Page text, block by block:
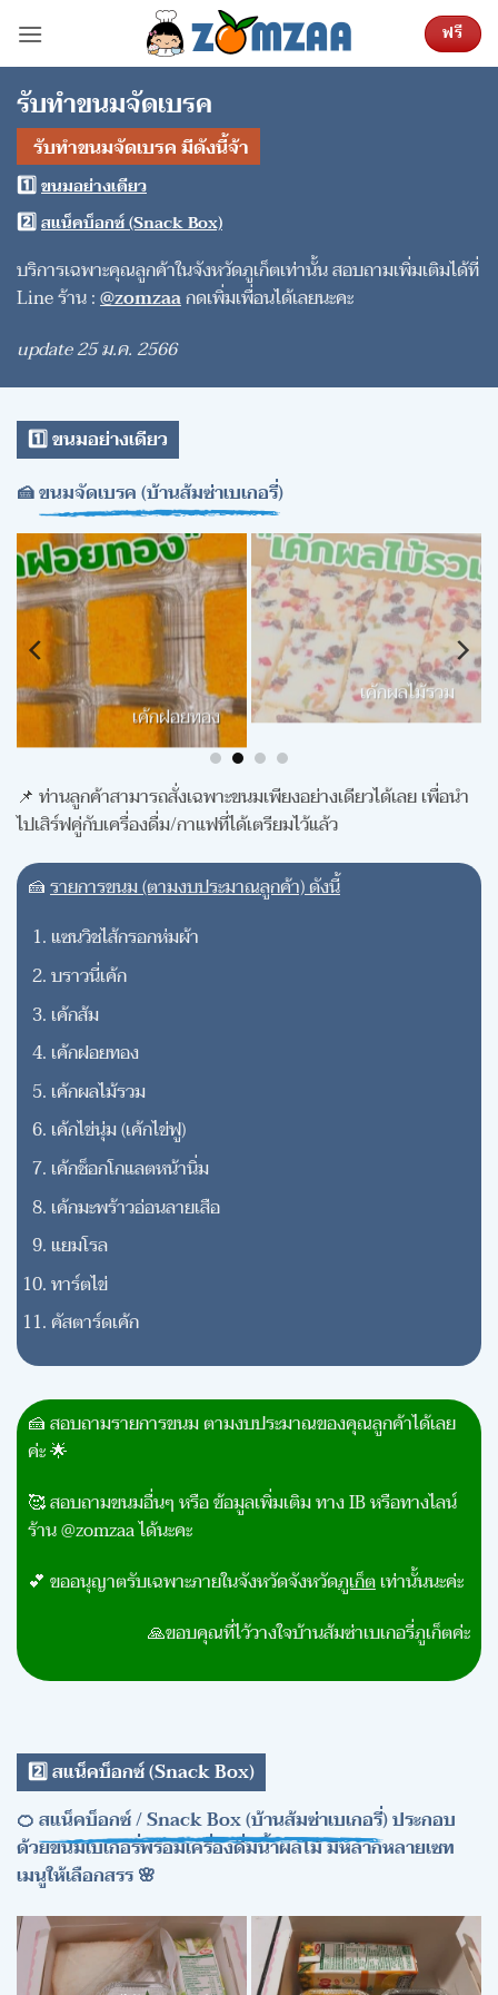
ยัง
เนื้อหา
ฟรี
รับทำขนมจัดเบรค
รับทำขนมจัดเบรค มีดังนี้จ้า
1️⃣ขนมอย่างเดียว
2️⃣สแน็คบ็อกซ์ (Snack Box)
บริการเฉพาะคุณลูกค้าในจังหวัดภูเก็ตเท่านั้นสอบถามเพิ่มเติมได้ที่
Line ร้าน :@zomzaaกดเพิ่มเพื่อนได้เลยนะคะ
update 25 ม.ค. 2566
1️⃣ ขนมอย่างเดียว
🍰ขนมจัดเบรค (บ้านส้มซ่าเบเกอรี่)
เค้กฝอยทอง เค้กผลไม้รวม
📌 ท่านลูกค้าสามารถสั่งเฉพาะขนมเพียงอย่างเดียวได้เลย เพื่อนำ
ไปเสิร์ฟคู่กับเครื่องดื่ม/กาแฟที่ได้เตรียมไว้แล้ว
🍰รายการขนม (ตามงบประมาณลูกค้า) ดังนี้
แซนวิชไส้กรอกห่มผ้า
บราวนี่เค้ก
เค้กส้ม
เค้กฝอยทอง
เค้กผลไม้รวม
เค้กไข่นุ่ม (เค้กไข่ฟู)
เค้กช็อกโกแลตหน้านิ่ม
เค้กมะพร้าวอ่อนลายเสือ
แยมโรล
ทาร์ตไข่
คัสตาร์ดเค้ก
🍰 สอบถามรายการขนม ตามงบประมาณของคุณลูกค้าได้เลย
ค่ะ 🌟
🥰 สอบถามขนมอื่นๆ หรือ ข้อมูลเพิ่มเติม ทาง IB หรือทางไลน์
ร้าน @zomzaa ได้นะคะ
💕 ขออนุญาตรับเฉพาะภายในจังหวัดจังหวัดภูเก็ตเท่านั้นนะค่ะ
🙏ขอบคุณที่ไว้วางใจบ้านส้มซ่าเบเกอรี่ภูเก็ตค่ะ
2️⃣ สแน็คบ็อกซ์ (Snack Box)
🍊สแน็คบ็อกซ์ / Snack Box (บ้านส้มซ่าเบเกอรี่)ประกอบ
ด้วยขนมเบเกอรี่พร้อมเครื่องดื่มน้ำผลไม้ มีหลากหลายเซท
เมนูให้เลือกสรร 🌸
แซนวิชไส้กรอกห่มผ้า
เค้กโลฟส้ม + น้ำผลไม้